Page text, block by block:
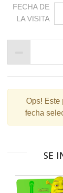
FECHA DE
LA VISITA
Ops! Este
fecha
SE